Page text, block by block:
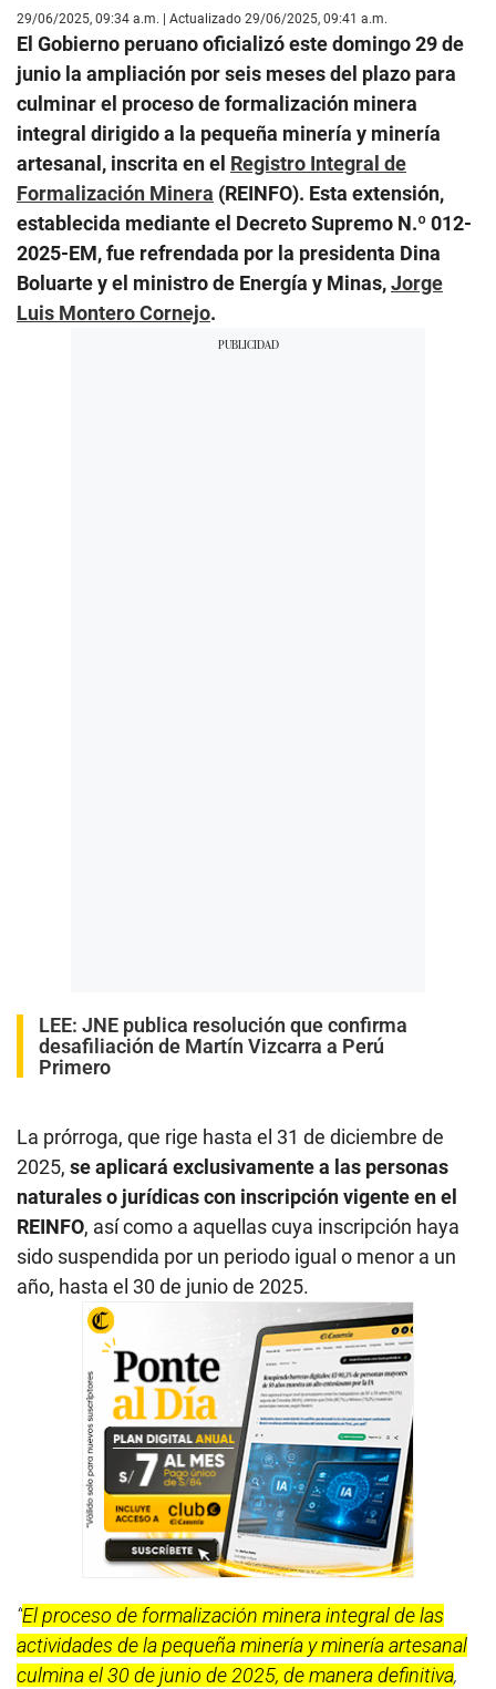
29/06/2025, 09:34 a.m. | Actualizado 29/06/2025, 09:41 a.m.
El Gobierno peruano oficializó este domingo 29 de
junio la ampliación por seis meses del plazo para
culminar el proceso de formalización minera
integral dirigido a la pequeña minería y minería
artesanal, inscrita en el Registro Integral de
Formalización Minera (REINFO). Esta extensión,
establecida mediante el Decreto Supremo N.º 012-
2025-EM, fue refrendada por la presidenta Dina
Boluarte y el ministro de Energía y Minas,Jorge
Luis Montero Cornejo.
LEE: JNE publica resolución que confirma
desafiliación de Martín Vizcarra a Perú
Primero
La prórroga, que rige hasta el 31 de diciembre de
2025, se aplicará exclusivamente a las personas
naturales o jurídicas con inscripción vigente en el
REINFO, así como a aquellas cuya inscripción haya
sido suspendida por un periodo igual o menor a un
año, hasta el 30 de junio de 2025.
“El proceso de formalización minera integral de las
actividades de la pequeña minería y minería artesanal
culmina el 30 de junio de 2025, de manera definitiva,